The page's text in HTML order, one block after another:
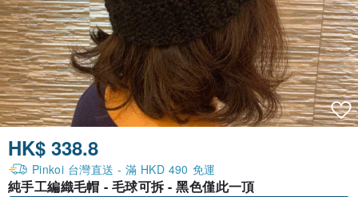
HK$ 338.8
Pinkoi 台灣直送 - 滿 HKD 490 免運
純手工編織毛帽 - 毛球可拆 - 黑色僅此一頂